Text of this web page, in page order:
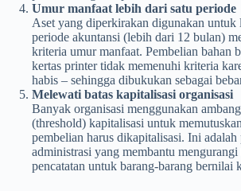
Umur manfaat lebih dari satu periode
Aset yang diperkirakan digunakan untuk
periode akuntansi (lebih dari 12 bulan)
kriteria umur manfaat. Pembelian bahan
kertas printer tidak memenuhi kriteria
habis – sehingga dibukukan sebagai
Melewati batas kapitalisasi organisasi
Banyak organisasi menggunakan
(threshold) kapitalisasi untuk
pembelian harus dikapitalisasi. Ini
administrasi yang membantu mengurangi
pencatatan untuk barang-barang bernilai